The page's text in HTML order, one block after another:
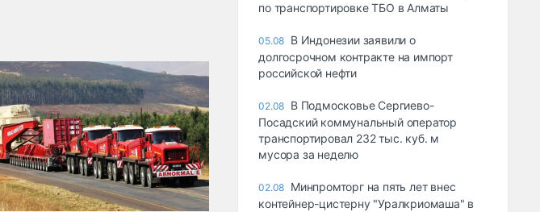
по транспортировке ТБО в Алматы
05.08 В Индонезии заявили о
долгосрочном контракте на импорт
российской нефти
02.08 В Подмосковье Сергиево-
Посадский коммунальный оператор
транспортировал 232 тыс. куб. м
мусора за неделю
02.08 Минпромторг на пять лет внес
контейнер-цистерну "Уралкриомаша" в